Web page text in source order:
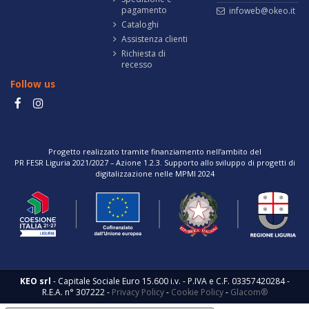
pagamento
Cataloghi
Assistenza clienti
Richiesta di
recesso
infoweb@okeo.it
Follow us
Progetto realizzato tramite finanziamento nell’ambito del
PR FESR Liguria 2021/2027 – Azione 1.2.3. Supporto allo sviluppo di progetti di
digitalizzazione nelle MPMI 2024
KEO srl - Capitale Sociale Euro 15.600 i.v. - P.IVA e C.F. 03357420284 -
R.E.A. n° 307222 - Privacy Policy- Cookie Policy- Glacom®